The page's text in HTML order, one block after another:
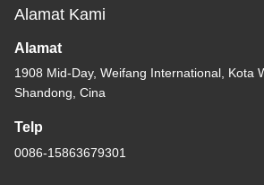
Alamat Kami
Alamat
1908 Mid-Day, Weifang International, Kota
Shandong, Cina
Telp
0086-15863679301